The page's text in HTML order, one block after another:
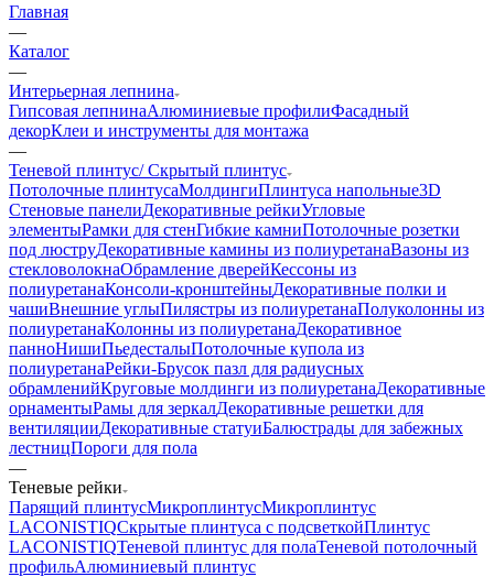
Главная
—
Каталог
—
Интерьерная лепнина
Гипсовая лепнинаАлюминиевые профилиФасадный
декорКлеи и инструменты для монтажа
—
Теневой плинтус/ Скрытый плинтус
Потолочные плинтусаМолдингиПлинтуса напольные3D
Стеновые панелиДекоративные рейкиУгловые
элементыРамки для стенГибкие камниПотолочные розетки
под люструДекоративные камины из полиуретанаВазоны из
стекловолокнаОбрамление дверейКессоны из
полиуретанаКонсоли-кронштейныДекоративные полки и
чашиВнешние углыПилястры из полиуретанаПолуколонны из
полиуретанаКолонны из полиуретанаДекоративное
панноНишиПьедесталыПотолочные купола из
полиуретанаРейки-Брусок пазл для радиусных
обрамленийКруговые молдинги из полиуретанаДекоративные
орнаментыРамы для зеркалДекоративные решетки для
вентиляцииДекоративные статуиБалюстрады для забежных
лестницПороги для пола
—
Теневые рейки
Парящий плинтусМикроплинтусМикроплинтус
LACONISTIQСкрытые плинтуса с подсветкойПлинтус
LACONISTIQТеневой плинтус для полаТеневой потолочный
профильАлюминиевый плинтус